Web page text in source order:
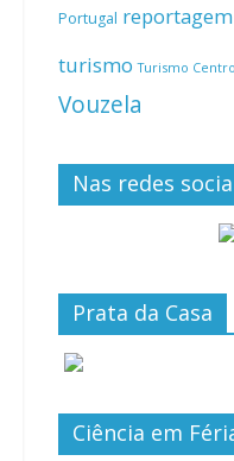
Portugal reportagem
turismo Turismo
Vouzela
Nas redes
Prata da Casa
Ciência em